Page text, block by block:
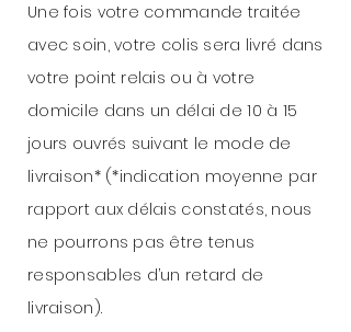
Une fois votre commande traitée
avec soin, votre colis sera livré dans
votre point relais ou à votre
domicile dans un délai de 10 à 15
jours ouvrés suivant le mode de
livraison* (*indication moyenne par
rapport aux délais constatés, nous
ne pourrons pas être tenus
responsables d’un retard de
livraison).